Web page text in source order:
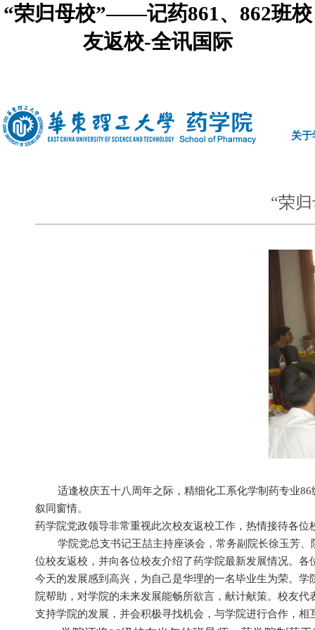
“荣归母校”——记药861、862班校
友返校-全讯国际
关于
“荣
适逢校庆五十八周年之际，精细化工系化学制药专业86
叙同窗情。
药学院党政领导非常重视此次校友返校工作，热情接待各
学院党总支书记王喆主持座谈会，常务副院长徐玉芳、
位校友返校，并向各位校友介绍了药学院最新发展情况。
今天的发展感到高兴，为自己是华理的一名毕业生为荣。
院帮助，对学院的未来发展能畅所欲言，献计献策。校友
支持学院的发展，并会积极寻找机会，与学院进行合作，相